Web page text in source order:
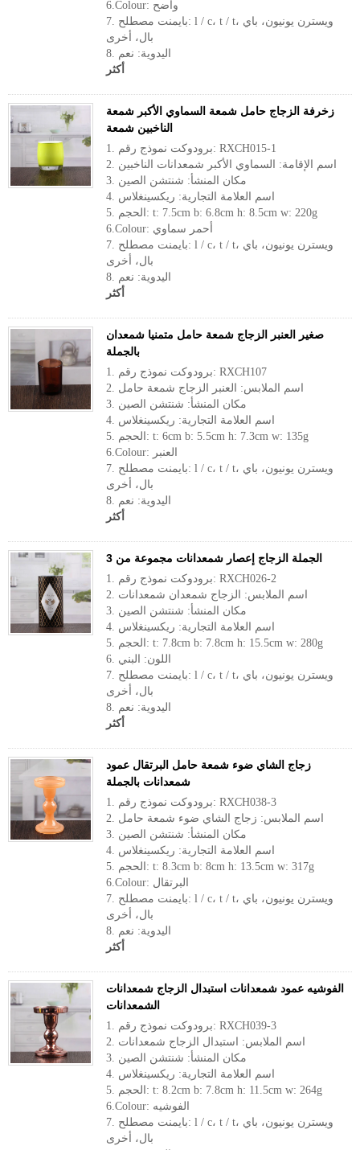
6.Colour: واضح
7. بايمنت مصطلح: l / c، t / t، ويسترن يونيون، باي
بال، أخرى
8. اليدوية: نعم
أكثر
زخرفة الزجاج حامل شمعة السماوي الأكبر شمعة
الناخبين شمعة
1. برودوكت نموذج رقم: RXCH015-1
2. اسم الإقامة: السماوي الأكبر شمعدانات الناخبين
3. مكان المنشأ: شنتشن الصين
4. اسم العلامة التجارية: ريكسينغلاس
5. الحجم: t: 7.5cm b: 6.8cm h: 8.5cm w: 220g
6.Colour: أحمر سماوي
7. بايمنت مصطلح: l / c، t / t، ويسترن يونيون، باي
بال، أخرى
8. اليدوية: نعم
أكثر
صغير العنبر الزجاج شمعة حامل متمنيا شمعدان
بالجملة
1. برودوكت نموذج رقم: RXCH107
2. اسم الملابس: العنبر الزجاج شمعة حامل
3. مكان المنشأ: شنتشن الصين
4. اسم العلامة التجارية: ريكسينغلاس
5. الحجم: t: 6cm b: 5.5cm h: 7.3cm w: 135g
6.Colour: العنبر
7. بايمنت مصطلح: l / c، t / t، ويسترن يونيون، باي
بال، أخرى
8. اليدوية: نعم
أكثر
الجملة الزجاج إعصار شمعدانات مجموعة من 3
1. برودوكت نموذج رقم: RXCH026-2
2. اسم الملابس: الزجاج شمعدان شمعدانات
3. مكان المنشأ: شنتشن الصين
4. اسم العلامة التجارية: ريكسينغلاس
5. الحجم: t: 7.8cm b: 7.8cm h: 15.5cm w: 280g
6. اللون: البني
7. بايمنت مصطلح: l / c، t / t، ويسترن يونيون، باي
بال، أخرى
8. اليدوية: نعم
أكثر
زجاج الشاي ضوء شمعة حامل البرتقال عمود
شمعدانات بالجملة
1. برودوكت نموذج رقم: RXCH038-3
2. اسم الملابس: زجاج الشاي ضوء شمعة حامل
3. مكان المنشأ: شنتشن الصين
4. اسم العلامة التجارية: ريكسينغلاس
5. الحجم: t: 8.3cm b: 8cm h: 13.5cm w: 317g
6.Colour: البرتقال
7. بايمنت مصطلح: l / c، t / t، ويسترن يونيون، باي
بال، أخرى
8. اليدوية: نعم
أكثر
الفوشيه عمود شمعدانات استبدال الزجاج شمعدانات
الشمعدانات
1. برودوكت نموذج رقم: RXCH039-3
2. اسم الملابس: استبدال الزجاج شمعدانات
3. مكان المنشأ: شنتشن الصين
4. اسم العلامة التجارية: ريكسينغلاس
5. الحجم: t: 8.2cm b: 7.8cm h: 11.5cm w: 264g
6.Colour: الفوشيه
7. بايمنت مصطلح: l / c، t / t، ويسترن يونيون، باي
بال، أخرى